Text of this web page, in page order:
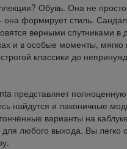
Обувь. Она не просто
формирует стиль.
верными спутниками в
и в особые моменты, мягко
классики до
представляет
найдутся и лаконичные
варианты на
для любого выхода. Вы легко